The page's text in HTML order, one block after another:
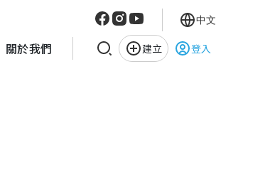
關於我們 建立 登入
中文